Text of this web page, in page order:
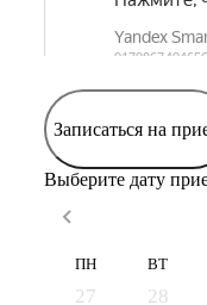
Записаться на
Выберите дату
ПН ВТ
27 28